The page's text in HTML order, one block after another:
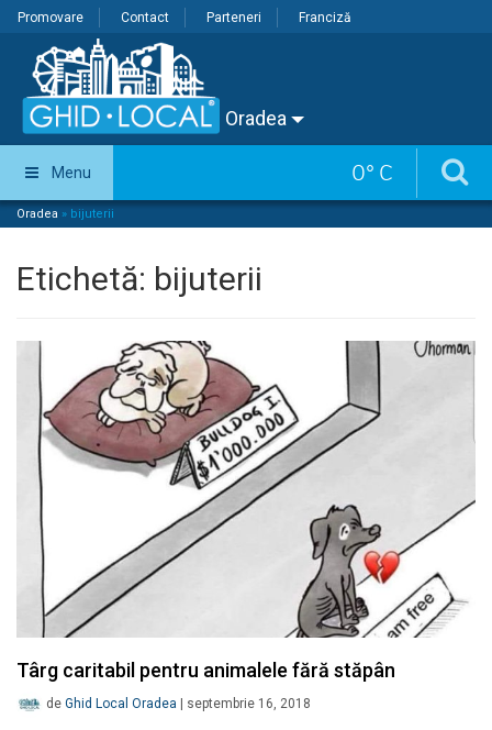
Promovare Contact Parteneri Franciză
Oradea
0° C
Menu
Oradea » bijuterii
Etichetă: bijuterii
Târg caritabil pentru animalele fără stăpân
de Ghid Local Oradea septembrie 16, 2018